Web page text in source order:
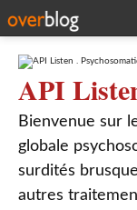
API
Bienvenue sur
globale
surdités
autres